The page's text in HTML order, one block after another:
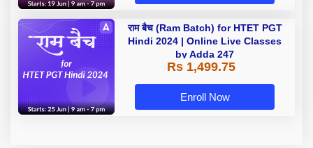
राम बैच (Ram Batch) for HTET PGT
Hindi 2024 | Online Live Classes
by Adda 247
Rs 1,499.75
Enroll Now